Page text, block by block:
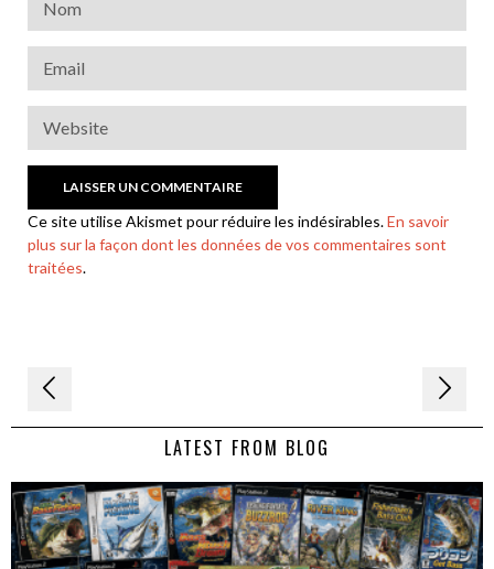
Ce site utilise Akismet pour réduire les indésirables.En savoir
plus sur la façon dont les données de vos commentaires sont
traitées.
Navigation
de LATEST FROM BLOG